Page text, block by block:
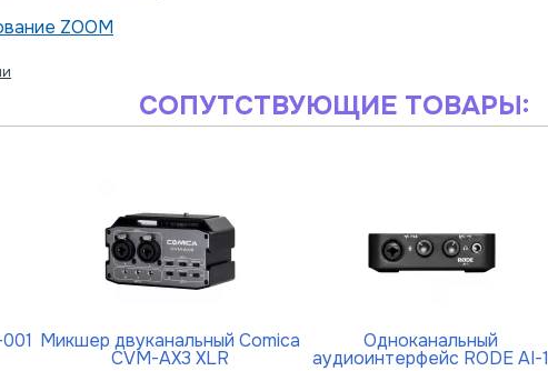
ZOOM
СОПУТСТВУЮЩИЕ ТОВАРЫ:
Микшер двуканальный Comica
CVM-AX3 XLR
Одноканальный
аудиоинтерфейс RODE AI-1